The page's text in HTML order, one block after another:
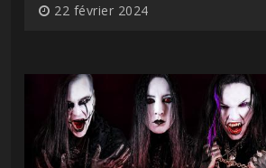
22 février 2024